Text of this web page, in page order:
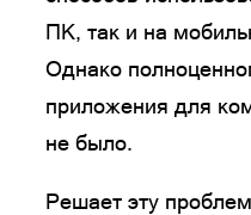
ПК, так и на
Однако
приложения для
не было.
Решает эту